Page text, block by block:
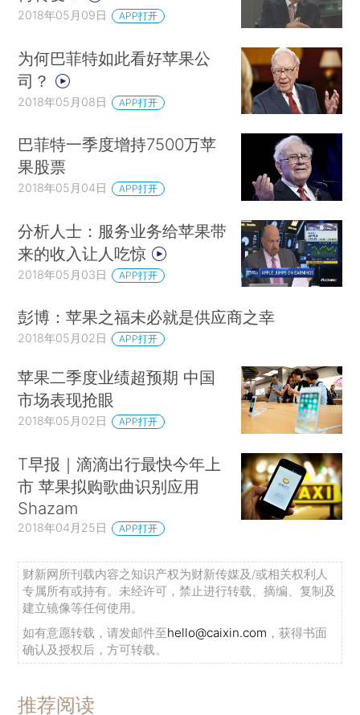
2018年05月09日 APP打开
为何巴菲特如此看好苹果公
司？
2018年05月08日 APP打开
巴菲特一季度增持7500万苹
果股票
2018年05月04日 APP打开
分析人士：服务业务给苹果带
来的收入让人吃惊
2018年05月03日 APP打开
彭博：苹果之福未必就是供应商之幸
2018年05月02日 APP打开
苹果二季度业绩超预期 中国
市场表现抢眼
2018年05月02日 APP打开
T早报｜滴滴出行最快今年上
市 苹果拟购歌曲识别应用
Shazam
2018年04月25日 APP打开
财新网所刊载内容之知识产权为财新传媒及/或相关权利人
专属所有或持有。未经许可，禁止进行转载、摘编、复制及
建立镜像等任何使用。
如有意愿转载，请发邮件至hello@caixin.com ，获得书面
确认及授权后，方可转载。
推荐阅读